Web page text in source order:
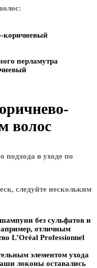
коричневый
перламутра
волос
подхода в уходе по
следуйте нескольким
без сульфатов и
отличным
L’Oréal Professionnel
элементом ухода
локоны оставались